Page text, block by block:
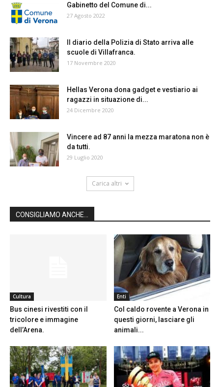
Gabinetto del Comune di...
27 Agosto 2022
Il diario della Polizia di Stato arriva alle
scuole di Villafranca.
17 Novembre 2020
Hellas Verona dona gadget e vestiario ai
ragazzi in situazione di...
24 Dicembre 2020
Vincere ad 87 anni la mezza maratona non è
da tutti.
29 Luglio 2020
Carica altri
CONSIGLIAMO ANCHE...
Cultura
Bus cinesi rivestiti con il
tricolore e immagine
dell’Arena.
Enti
Col caldo rovente a Verona in
questi giorni, lasciare gli
animali...